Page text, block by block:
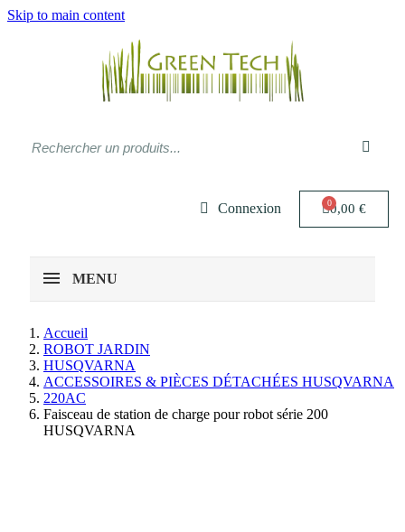
Skip to main content
Connexion 0,00 €
MENU
Accueil
ROBOT JARDIN
HUSQVARNA
ACCESSOIRES & PIÈCES DÉTACHÉES HUSQVARNA
220AC
Faisceau de station de charge pour robot série 200
HUSQVARNA